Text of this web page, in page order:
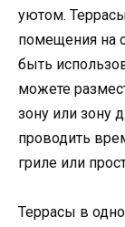
уютом.
помещения на
быть
можете
зону или зону
проводить
гриле или
Террасы в